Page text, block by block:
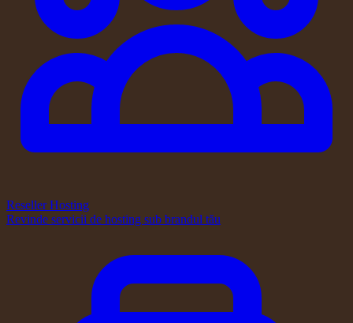
Reseller Hosting
Revinde servicii de hosting sub brandul tău